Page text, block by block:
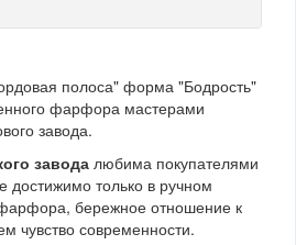
полоса" форма "Бодрость"
фарфора мастерами
завода.
завода любима покупателями
достижимо только в ручном
бережное отношение к
чувство современности.